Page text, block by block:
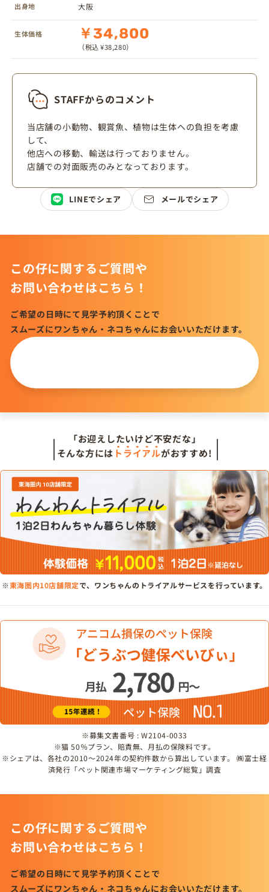
出身地 大阪
生体価格 ￥34,800
（税込 ¥38,280）
STAFFからのコメント
当店舗の小動物、観賞魚、植物は生体への負担を考慮
して、
他店への移動、輸送は行っておりません。
店舗での対面販売のみとなっております。
LINEでシェア メールでシェア
この仔に関するご質問や
お問い合わせはこちら！
ご希望の日時にて見学予約頂くことで
スムーズにワンちゃん・ネコちゃんにお会いいただけます。
「お迎えしたいけど不安だな」
そんな方には トライアルがおすすめ!
※東海圏内10店舗限定で、ワンちゃんのトライアルサービスを行っています。
※募集文書番号 : W2104-0033
※猫 50％プラン、賠責無、月払の保険料です。
※シェアは、各社の2010～2024年の契約件数から算出しています。 ㈱富士経
済発行「ペット関連市場マーケティング総覧」調査
この仔に関するご質問や
お問い合わせはこちら！
ご希望の日時にて見学予約頂くことで
スムーズにワンちゃん・ネコちゃんにお会いいただけます。